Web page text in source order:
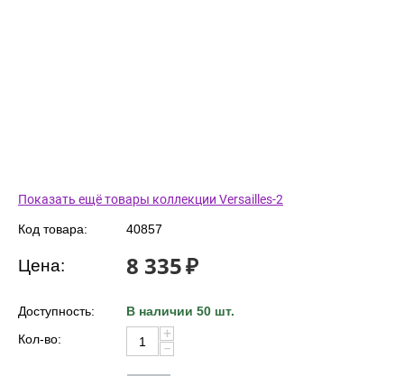
Показать ещё товары коллекции Versailles-2
Код товара: 40857
Цена: 8 335₽
Доступность:
В наличии 50 шт.
Кол-во:
+
−